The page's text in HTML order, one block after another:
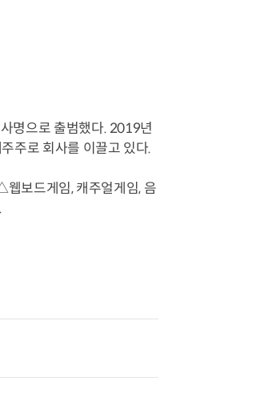
명으로 출범했다. 2019년
주로 회사를 이끌고 있다.
웹보드게임, 캐주얼게임, 음